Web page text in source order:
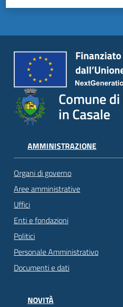
Comune
in Casale
AMMINISTRAZIONE
Organi di governo
Aree amministrative
Uffici
Enti e fondazioni
Politici
Personale Amministrativo
Documenti e dati
NOVITÀ